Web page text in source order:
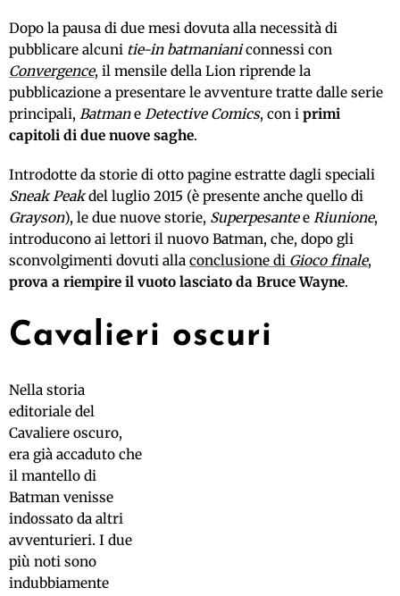
Dopo la pausa di due mesi dovuta alla necessità di
pubblicare alcuni tie-in batmanianiconnessi con
Convergence, il mensile della Lion riprende la
pubblicazione a presentare le avventure tratte dalle serie
principali, Batmane Detective Comics, con i primi
capitoli di due nuove saghe.
Introdotte da storie di otto pagine estratte dagli speciali
Sneak Peakdel luglio 2015 (è presente anche quello di
Grayson), le due nuove storie, Superpesantee Riunione,
introducono ai lettori il nuovo Batman, che, dopo gli
sconvolgimenti dovuti alla conclusione di Gioco finale,
prova a riempire il vuoto lasciato da Bruce Wayne.
Cavalieri oscuri
Nella storia
editoriale del
Cavaliere oscuro,
era già accaduto che
il mantello di
Batman venisse
indossato da altri
avventurieri. I due
più noti sono
indubbiamente